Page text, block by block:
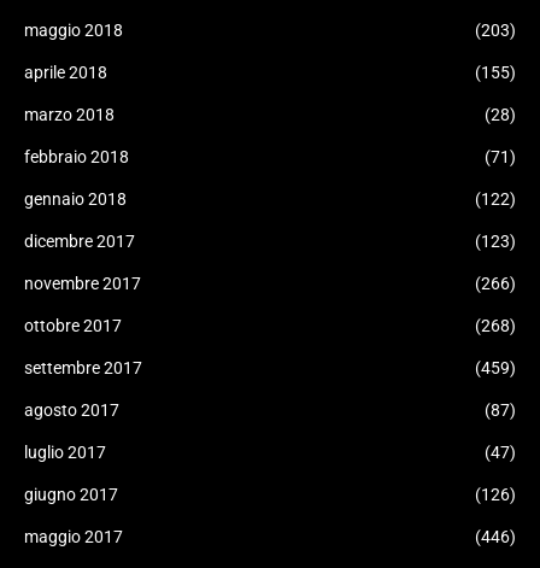
maggio 2018 (203)
aprile 2018 (155)
marzo 2018 (28)
febbraio 2018 (71)
gennaio 2018 (122)
dicembre 2017 (123)
novembre 2017 (266)
ottobre 2017 (268)
settembre 2017 (459)
agosto 2017 (87)
luglio 2017 (47)
giugno 2017 (126)
maggio 2017 (446)